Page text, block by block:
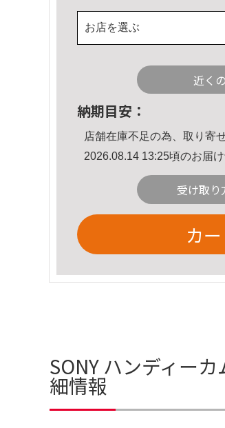
お店を選ぶ
近く
納期目安：
店舗在庫不足の為、取り寄
2026.08.14 13:25頃のお届け
受け取り
カ
SONY ハンディー
細情報